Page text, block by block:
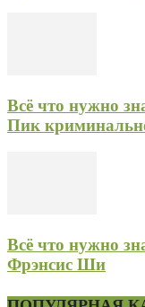
Всё что нужно
Пик
Всё что нужно
Фрэнсис Ши